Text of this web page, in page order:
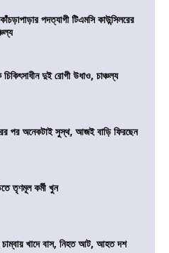
পদত্যাগী টিএমসি কাউন্সিলরের
দুই রোগী উধাও, চাঞ্চল্য
পর অনেকটাই সুস্থ, আজই বাড়ি ফিরছেন
তৃণমূল কর্মী খুন
চাম্বায় খাদে বাস, নিহত আট, আহত দশ